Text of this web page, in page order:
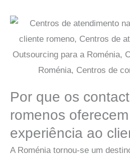
Por que os
romenos
experiência ao
A Roménia tornou-se um